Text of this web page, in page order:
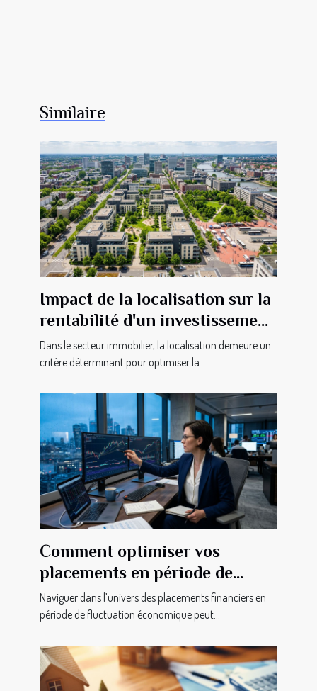
Similaire
Impact de la localisation sur la
rentabilité d'un investissement
immobilier
Dans le secteur immobilier, la localisation demeure un
critère déterminant pour optimiser la...
Comment optimiser vos
placements en période de
fluctuation économique ?
Naviguer dans l’univers des placements financiers en
période de fluctuation économique peut...